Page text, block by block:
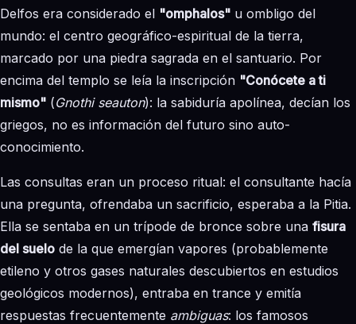
Delfos era considerado el "omphalos" u ombligo del
mundo: el centro geográfico-espiritual de la tierra,
marcado por una piedra sagrada en el santuario. Por
encima del templo se leía la inscripción "Conócete a ti
mismo" (Gnothi seauton): la sabiduría apolínea, decían los
griegos, no es información del futuro sino auto-
conocimiento.
Las consultas eran un proceso ritual: el consultante hacía
una pregunta, ofrendaba un sacrificio, esperaba a la Pitia.
Ella se sentaba en un trípode de bronce sobre una fisura
del suelo de la que emergían vapores (probablemente
etileno y otros gases naturales descubiertos en estudios
geológicos modernos), entraba en trance y emitía
respuestas frecuentemente ambiguas: los famosos